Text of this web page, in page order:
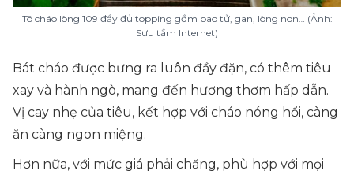
Tô cháo lòng 109 đầy đủ topping gồm bao tử, gan, lòng non… (Ảnh:
Sưu tầm Internet)
Bát cháo được bưng ra luôn đầy đặn, có thêm tiêu
xay và hành ngò, mang đến hương thơm hấp dẫn.
Vị cay nhẹ của tiêu, kết hợp với cháo nóng hổi, càng
ăn càng ngon miệng.
Hơn nữa, với mức giá phải chăng, phù hợp với mọi